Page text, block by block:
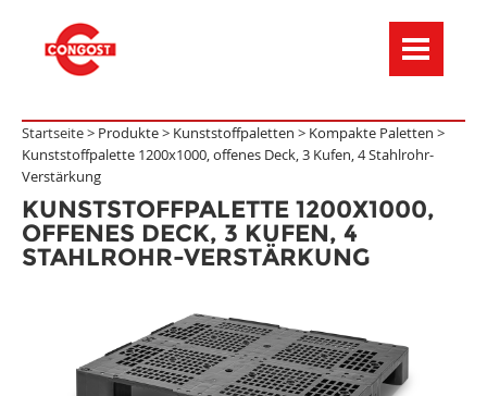
Startseite > Produkte> Kunststoffpaletten > Kompakte Paletten >
Kunststoffpalette 1200x1000, offenes Deck, 3 Kufen, 4 Stahlrohr-
Verstärkung
KUNSTSTOFFPALETTE 1200X1000,
OFFENES DECK, 3 KUFEN, 4
STAHLROHR-VERSTÄRKUNG